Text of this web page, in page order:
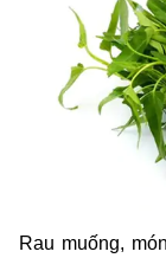
Rau muống,